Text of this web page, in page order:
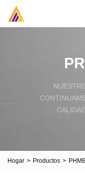
Hogar > Productos >